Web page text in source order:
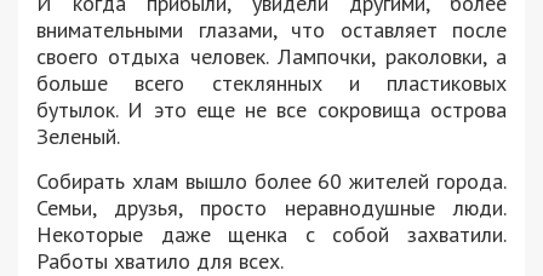
внимательными глазами, что оставляет после
своего отдыха человек. Лампочки, раколовки, а
больше всего стеклянных и пластиковых
бутылок. И это еще не все сокровища острова
Зеленый.
Собирать хлам вышло более 60 жителей города.
Семьи, друзья, просто неравнодушные люди.
Некоторые даже щенка с собой захватили.
Работы хватило для всех.